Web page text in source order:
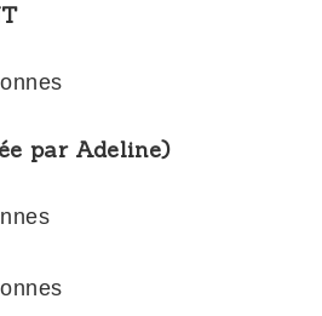
par Adeline)